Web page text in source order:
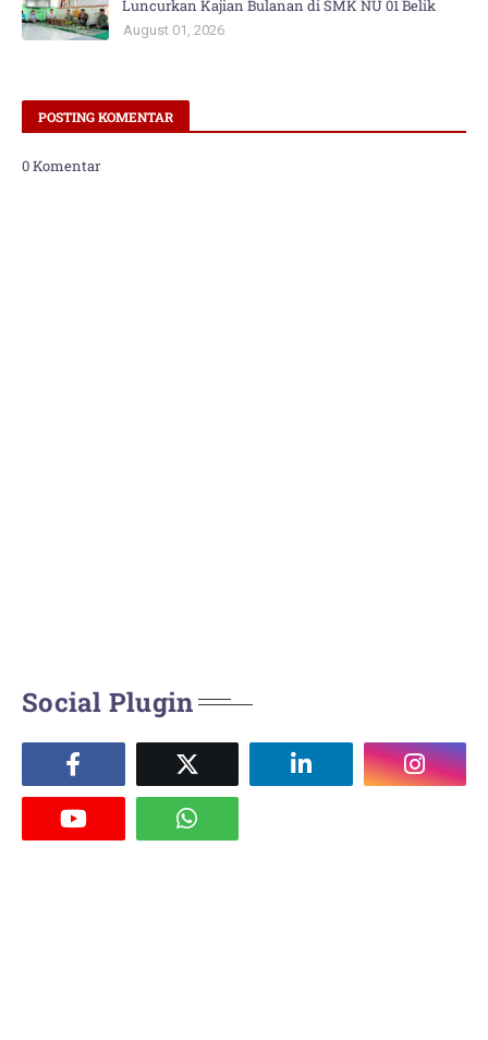
Luncurkan Kajian Bulanan di SMK NU 01 Belik
August 01, 2026
POSTING KOMENTAR
0 Komentar
Social Plugin